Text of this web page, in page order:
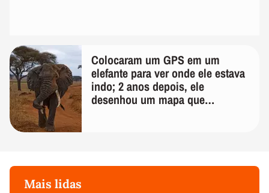
Colocaram um GPS em um
elefante para ver onde ele estava
indo; 2 anos depois, ele
desenhou um mapa que
Mais lidas